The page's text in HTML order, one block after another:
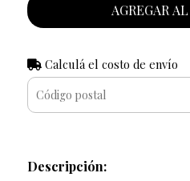
AGREGAR
Calculá el costo de envío
Descripción: